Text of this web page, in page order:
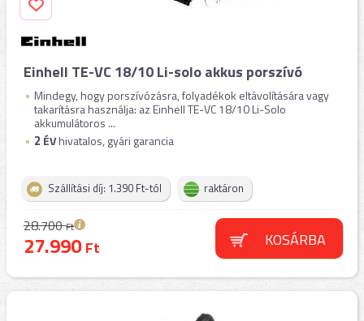
Einhell TE-VC 18/10 Li-solo akkus porszívó
Mindegy, hogy porszívózásra, folyadékok eltávolítására vagy
takarításra használja: az Einhell TE-VC 18/10 Li-Solo
akkumulátoros ...
2 ÉVhivatalos, gyári garancia
Szállítási díj: 1.390 Ft-tól raktáron
28.700Ft
27.990Ft KOSÁRBA